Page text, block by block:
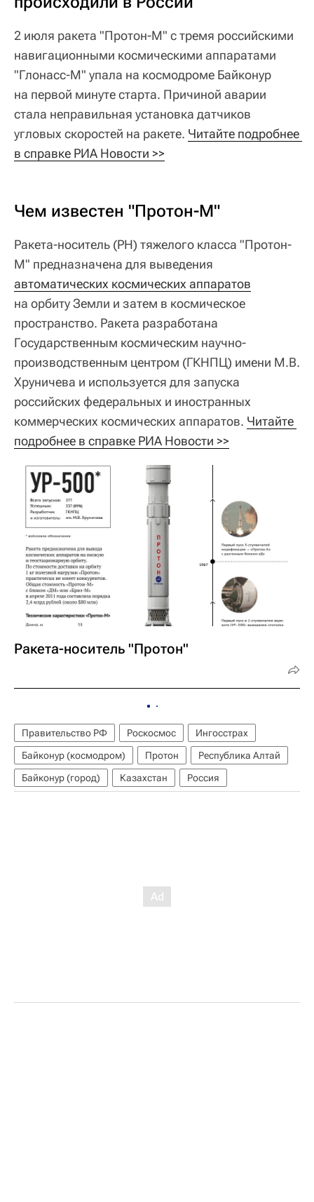
2 июля ракета "Протон-М" с тремя российскими
навигационными космическими аппаратами
"Глонасс-М" упала на космодроме Байконур
на первой минуте старта. Причиной аварии
стала неправильная установка датчиков
угловых скоростей на ракете. Читайте подробнее
в справке РИА Новости >>
Чем известен "Протон-М"
Ракета-носитель (РН) тяжелого класса "Протон-
М" предназначена для выведения
автоматических космических аппаратов
на орбиту Земли и затем в космическое
пространство. Ракета разработана
Государственным космическим научно-
производственным центром (ГКНПЦ) имени М.В.
Хруничева и используется для запуска
российских федеральных и иностранных
коммерческих космических аппаратов. Читайте
подробнее в справке РИА Новости >>
Ракета-носитель "Протон"
Правительство РФ Роскосмос
Ингосстрах
Байконур (космодром)
Протон
Республика Алтай
Байконур (город)
Казахстан Россия